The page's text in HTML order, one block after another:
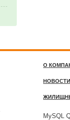
О
НОВОСТИ
MySQL